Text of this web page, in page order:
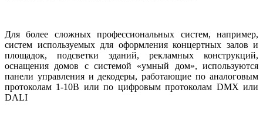
Для более сложных профессиональных систем, например,
систем используемых для оформления концертных залов и
площадок, подсветки зданий, рекламных конструкций,
оснащения домов с системой «умный дом», используются
панели управления и декодеры, работающие по аналоговым
протоколам 1-10В или по цифровым протоколам DMX или
DALI